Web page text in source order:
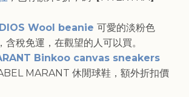
Wool beanie 可愛的淡粉色
含稅免運，在觀望的人可以買。
Binkoo canvas sneakers
MARANT 休閒球鞋，額外折扣價